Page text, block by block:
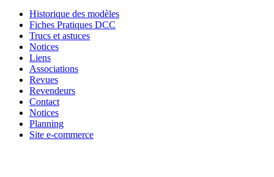
Historique des modèles
Fiches Pratiques DCC
Trucs et astuces
Notices
Liens
Associations
Revues
Revendeurs
Contact
Notices
Planning
Site e-commerce